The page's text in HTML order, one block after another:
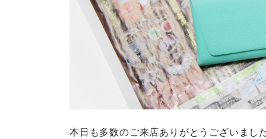
本日も多数のご来店ありがとうございまし